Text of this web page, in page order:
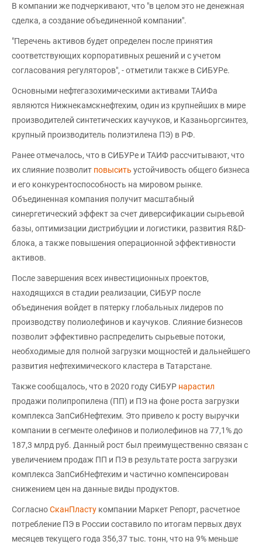
В компании же подчеркивают, что "в целом это не денежная
сделка, а создание объединенной компании".
"Перечень активов будет определен после принятия
соответствующих корпоративных решений и с учетом
согласования регуляторов", - отметили также в СИБУРе.
Основными нефтегазохимическими активами ТАИФа
являются Нижнекамскнефтехим, один из крупнейших в мире
производителей синтетических каучуков, и Казаньоргсинтез,
крупный производитель полиэтилена ПЭ) в РФ.
Ранее отмечалось, что в СИБУРе и ТАИФ рассчитывают, что
их слияние позволит повысить устойчивость общего бизнеса
и его конкурентоспособность на мировом рынке.
Объединенная компания получит масштабный
синергетический эффект за счет диверсификации сырьевой
базы, оптимизации дистрибуции и логистики, развития R&D-
блока, а также повышения операционной эффективности
активов.
После завершения всех инвестиционных проектов,
находящихся в стадии реализации, СИБУР после
объединения войдет в пятерку глобальных лидеров по
производству полиолефинов и каучуков. Слияние бизнесов
позволит эффективно распределить сырьевые потоки,
необходимые для полной загрузки мощностей и дальнейшего
развития нефтехимического кластера в Татарстане.
Также сообщалось, что в 2020 году СИБУР нарастил
продажи полипропилена (ПП) и ПЭ на фоне роста загрузки
комплекса ЗапСибНефтехим. Это привело к росту выручки
компании в сегменте олефинов и полиолефинов на 77,1% до
187,3 млрд руб. Данный рост был преимущественно связан с
увеличением продаж ПП и ПЭ в результате роста загрузки
комплекса ЗапСибНефтехим и частично компенсирован
снижением цен на данные виды продуктов.
СогласноСканПласту компании Маркет Репорт, расчетное
потребление ПЭ в России составило по итогам первых двух
месяцев текущего года 356,37 тыс. тонн, что на 9% меньше